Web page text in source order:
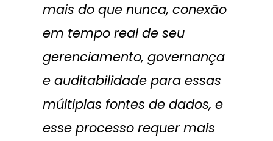
mais do que nunca, conexão
em tempo real de seu
gerenciamento, governança
e auditabilidade para essas
múltiplas fontes de dados, e
esse processo requer mais